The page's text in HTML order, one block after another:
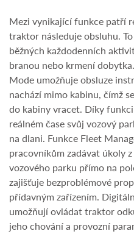
Mezi vynikající funkce patří
traktor následuje obsluhu.
běžných každodenních
branou nebo krmení
Mode umožňuje obsluze
nachází mimo kabinu, čímž
do kabiny vracet. Díky
reálném čase svůj vozový
na dlani. Funkce Fleet
pracovníkům zadávat úkoly
vozového parku přímo na
zajišťuje bezproblémové
přídavným zařízením.
umožňují ovládat traktor
jeho chování a provozní